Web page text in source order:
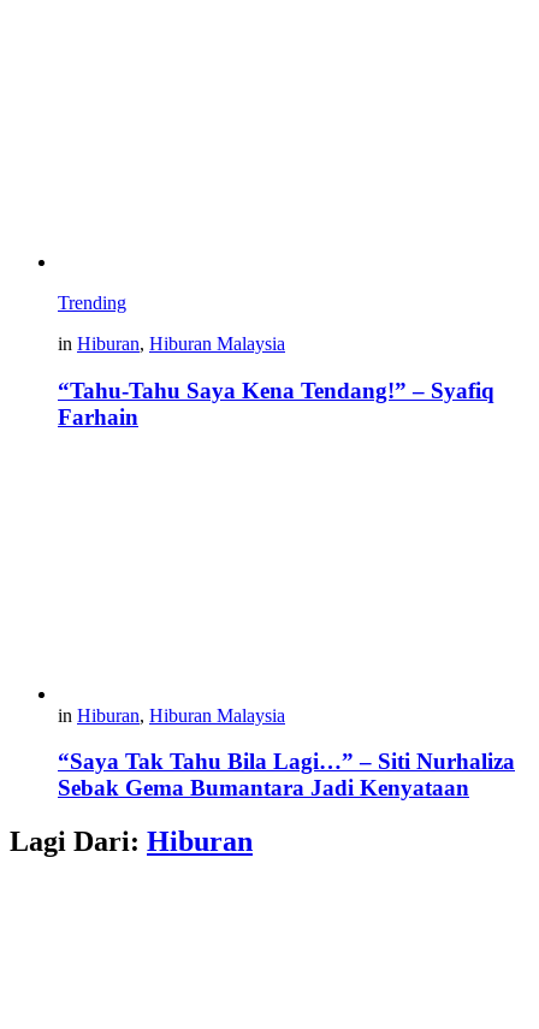
Trending
in Hiburan, Hiburan Malaysia
“Tahu-Tahu Saya Kena Tendang!” – Syafiq
Farhain
in Hiburan, Hiburan Malaysia
“Saya Tak Tahu Bila Lagi…” – Siti Nurhaliza
Sebak Gema Bumantara Jadi Kenyataan
Lagi Dari: Hiburan